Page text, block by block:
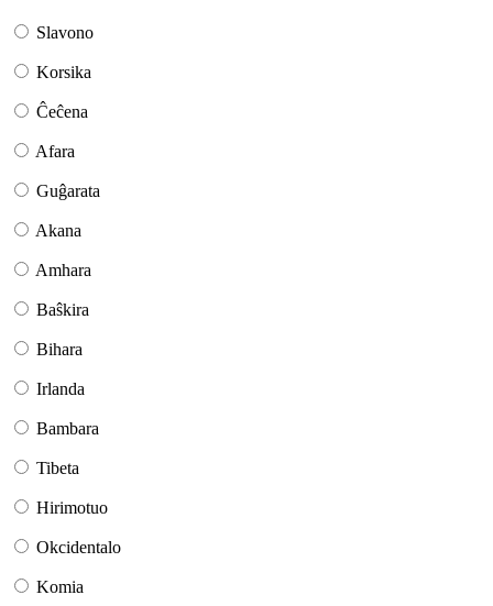
Slavono
Korsika
Ĉeĉena
Afara
Guĝarata
Akana
Amhara
Baŝkira
Bihara
Irlanda
Bambara
Tibeta
Hirimotuo
Okcidentalo
Komia